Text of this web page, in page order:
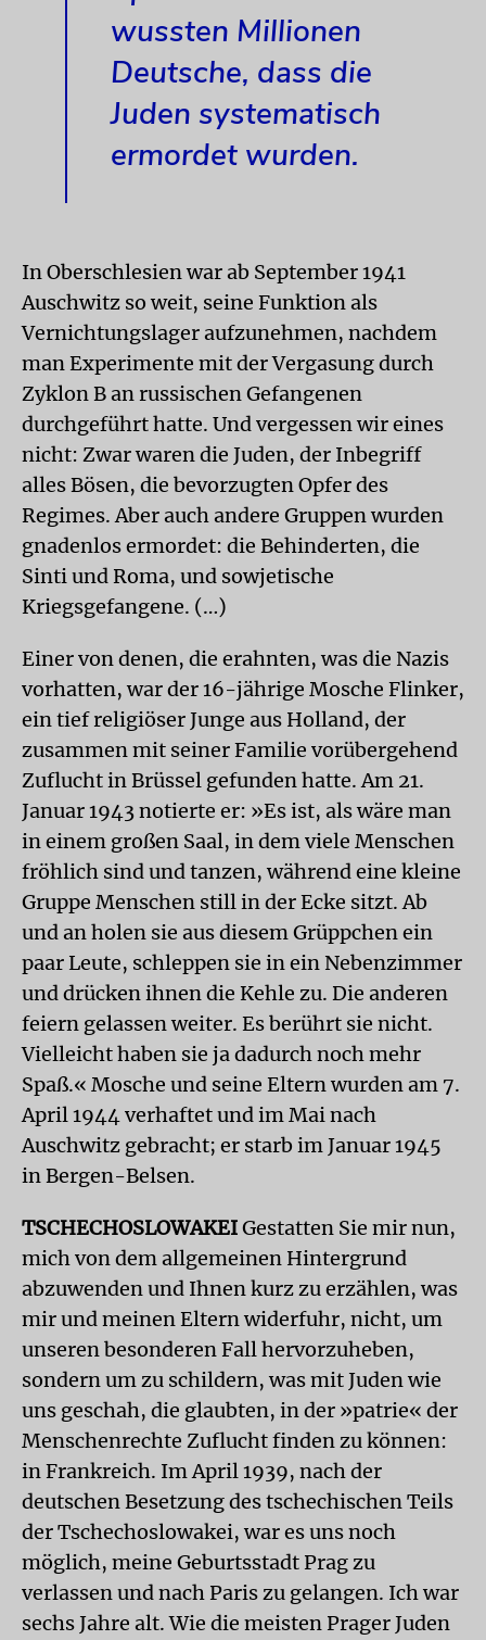
wussten Millionen
Deutsche, dass die
Juden systematisch
ermordet wurden.
In Oberschlesien war ab September 1941
Auschwitz so weit, seine Funktion als
Vernichtungslager aufzunehmen, nachdem
man Experimente mit der Vergasung durch
Zyklon B an russischen Gefangenen
durchgeführt hatte. Und vergessen wir eines
nicht: Zwar waren die Juden, der Inbegriff
alles Bösen, die bevorzugten Opfer des
Regimes. Aber auch andere Gruppen wurden
gnadenlos ermordet: die Behinderten, die
Sinti und Roma, und sowjetische
Kriegsgefangene. (…)
Einer von denen, die erahnten, was die Nazis
vorhatten, war der 16-jährige Mosche Flinker,
ein tief religiöser Junge aus Holland, der
zusammen mit seiner Familie vorübergehend
Zuflucht in Brüssel gefunden hatte. Am 21.
Januar 1943 notierte er: »Es ist, als wäre man
in einem großen Saal, in dem viele Menschen
fröhlich sind und tanzen, während eine kleine
Gruppe Menschen still in der Ecke sitzt. Ab
und an holen sie aus diesem Grüppchen ein
paar Leute, schleppen sie in ein Nebenzimmer
und drücken ihnen die Kehle zu. Die anderen
feiern gelassen weiter. Es berührt sie nicht.
Vielleicht haben sie ja dadurch noch mehr
Spaß.« Mosche und seine Eltern wurden am 7.
April 1944 verhaftet und im Mai nach
Auschwitz gebracht; er starb im Januar 1945
in Bergen-Belsen.
TSCHECHOSLOWAKEIGestatten Sie mir nun,
mich von dem allgemeinen Hintergrund
abzuwenden und Ihnen kurz zu erzählen, was
mir und meinen Eltern widerfuhr, nicht, um
unseren besonderen Fall hervorzuheben,
sondern um zu schildern, was mit Juden wie
uns geschah, die glaubten, in der »patrie« der
Menschenrechte Zuflucht finden zu können:
in Frankreich. Im April 1939, nach der
deutschen Besetzung des tschechischen Teils
der Tschechoslowakei, war es uns noch
möglich, meine Geburtsstadt Prag zu
verlassen und nach Paris zu gelangen. Ich war
sechs Jahre alt. Wie die meisten Prager Juden